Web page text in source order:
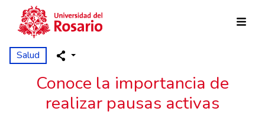
Skip to main content
Salud
Conoce la importancia de
realizar pausas activas